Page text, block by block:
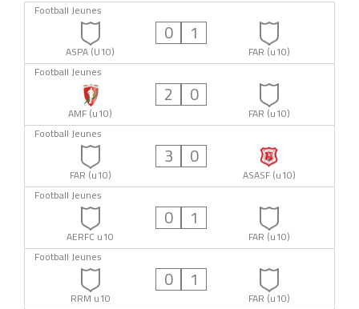
Football Jeunes
ASPA (U10)
0 1
FAR (u10)
Football Jeunes
AMF (u10)
2 0
FAR (u10)
Football Jeunes
FAR (u10)
3 0
ASASF (u10)
Football Jeunes
AERFC u10
0 1
FAR (u10)
Football Jeunes
RRM u10
0 1
FAR (u10)